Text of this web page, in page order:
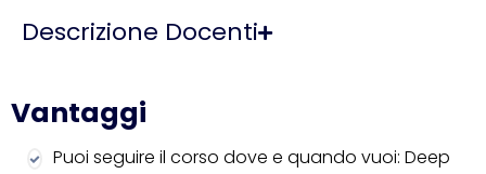
Descrizione Docenti
Vantaggi
Puoi seguire il corso dove e quando vuoi: Deep